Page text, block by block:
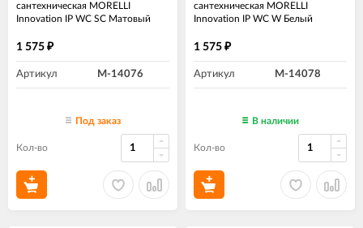
сантехническая MORELLI
Innovation IP WC SC Матовый
1 575 ₽
Артикул M-14076
Под заказ
Кол-во
сантехническая MORELLI
Innovation IP WC W Белый
1 575 ₽
Артикул M-14078
В наличии
Кол-во